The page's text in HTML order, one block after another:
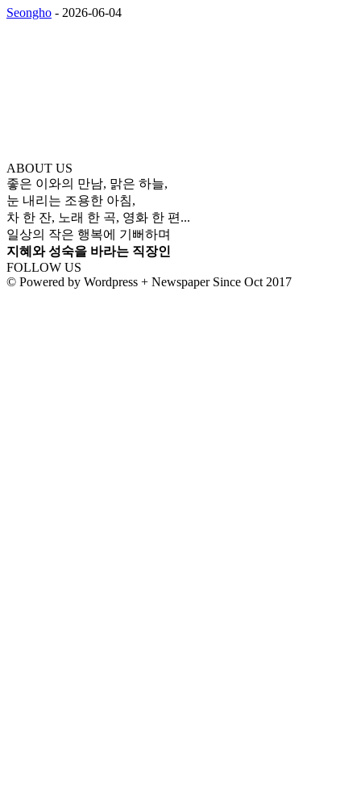
Seongho - 2026-06-04
ABOUT US
좋은 이와의 만남, 맑은 하늘,
눈 내리는 조용한 아침,
차 한 잔, 노래 한 곡, 영화 한 편...
일상의 작은 행복에 기뻐하며
지혜와 성숙을 바라는 직장인
FOLLOW US
© Powered by Wordpress + Newspaper Since Oct 2017